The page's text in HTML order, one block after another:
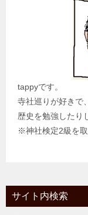
tappyです。
寺社巡りが好きで
歴史を勉強したり
※神社検定2級を
サイト内検索